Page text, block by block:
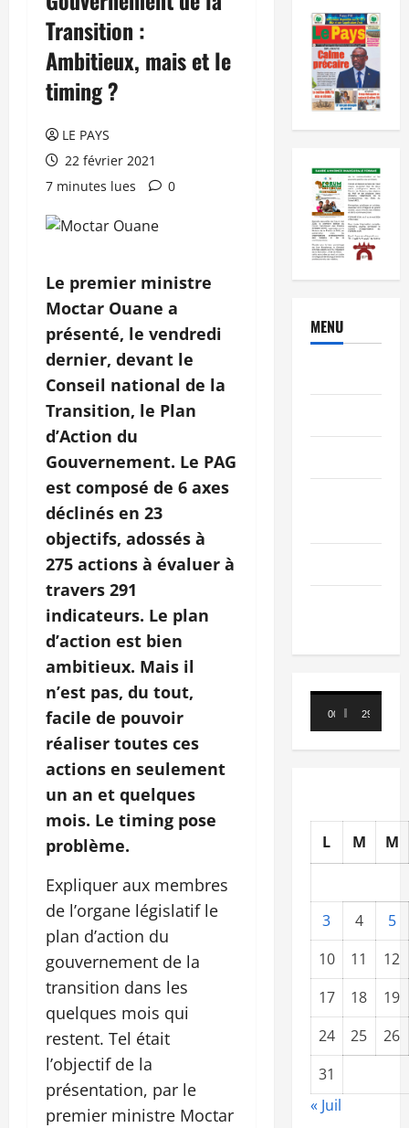
Transition :
Ambitieux, mais et le
timing ?
LE PAYS
22 février 2021
7 minutes lues
0
Le premier ministre
Moctar Ouane a
présenté, le vendredi
dernier, devant le
Conseil national de la
Transition, le Plan
d’Action du
Gouvernement. Le PAG
est composé de 6 axes
déclinés en 23
objectifs, adossés à
275 actions à évaluer à
travers 291
indicateurs. Le plan
d’action est bien
ambitieux. Mais il
n’est pas, du tout,
facile de pouvoir
réaliser toutes ces
actions en seulement
un an et quelques
mois. Le timing pose
problème.
Expliquer aux membres
de l’organe législatif le
plan d’action du
gouvernement de la
transition dans les
quelques mois qui
restent. Tel était
l’objectif de la
présentation, par le
premier ministre Moctar
MENU
Lecteur
vidéo
00:00 29:21
L M M
3 4
5
10
11
12
17
18
19
24
25
26
31
« Juil